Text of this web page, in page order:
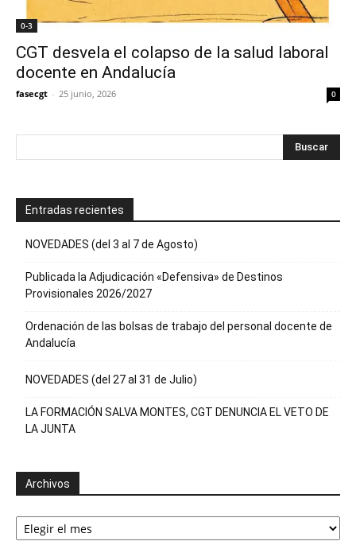
0-3
CGT desvela el colapso de la salud laboral
docente en Andalucía
fasecgt - 25 junio, 2026 0
Entradas recientes
NOVEDADES (del 3 al 7 de Agosto)
Publicada la Adjudicación «Defensiva» de Destinos
Provisionales 2026/2027
Ordenación de las bolsas de trabajo del personal docente de
Andalucía
NOVEDADES (del 27 al 31 de Julio)
LA FORMACIÓN SALVA MONTES, CGT DENUNCIA EL VETO DE
LA JUNTA
Archivos
Archivos